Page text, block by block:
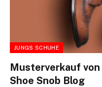
JUNGS SCHUHE
Musterverkauf von
Shoe Snob Blog